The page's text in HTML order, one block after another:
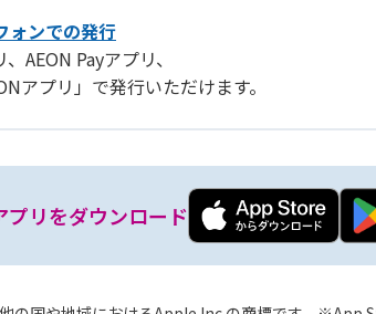
ォンでの発行
AEON Payアプリ、
アプリ」で発行いただけます。
プリをダウンロード